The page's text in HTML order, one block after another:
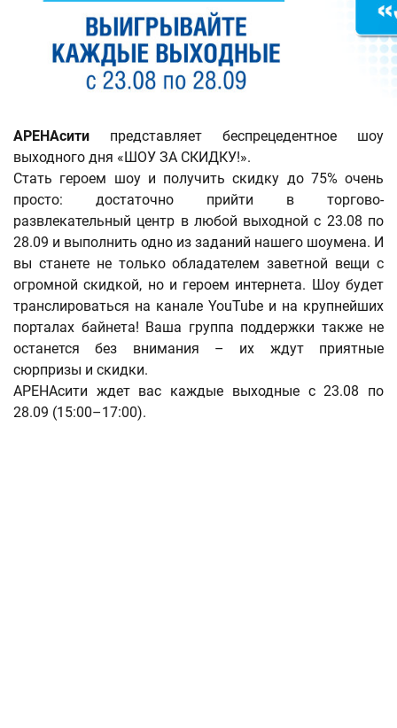
АРЕНАсити представляет беспрецедентное шоу
выходного дня «ШОУ ЗА СКИДКУ!».
Стать героем шоу и получить скидку до 75% очень
просто: достаточно прийти в торгово-
развлекательный центр в любой выходной с 23.08 по
28.09 и выполнить одно из заданий нашего шоумена. И
вы станете не только обладателем заветной вещи с
огромной скидкой, но и героем интернета. Шоу будет
транслироваться на канале YouTube и на крупнейших
порталах байнета! Ваша группа поддержки также не
останется без внимания – их ждут приятные
сюрпризы и скидки.
АРЕНАсити ждет вас каждые выходные с 23.08 по
28.09 (15:00–17:00).